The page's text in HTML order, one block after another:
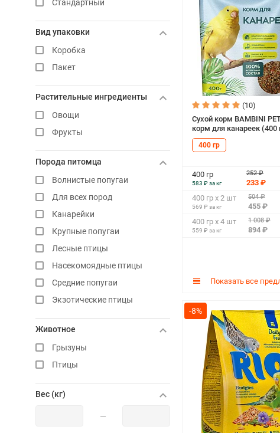
Стандартный
Вид упаковки
Коробка
Пакет
Растительные ингредиенты
Овощи
Фрукты
Порода питомца
Волнистые попугаи
Для всех пород
Канарейки
Крупные попугаи
Лесные птицы
Насекомоядные птицы
Средние попугаи
Экзотические птицы
Животное
Грызуны
Птицы
Вес (кг)
—
(10)
Сухой корм BAMBINI
корм для канареек (400
400 гр
400 гр
583 ₽ за кг
252 ₽
233 ₽
400 гр х 2 шт
569 ₽ за кг
504 ₽
455 ₽
400 гр х 4 шт
559 ₽ за кг
1 008 ₽
894 ₽
Показать все
-8%